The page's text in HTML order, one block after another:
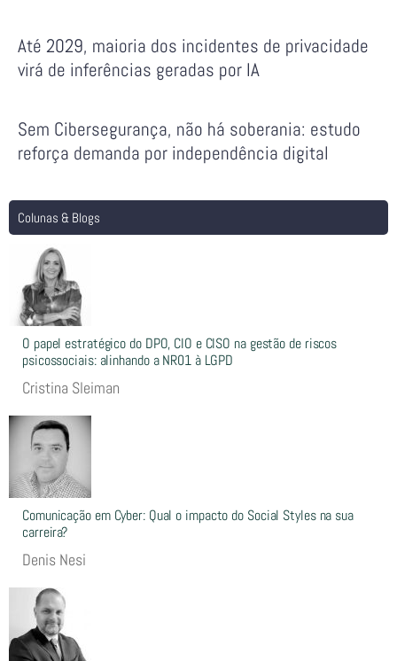
Até 2029, maioria dos incidentes de privacidade
virá de inferências geradas por IA
Sem Cibersegurança, não há soberania: estudo
reforça demanda por independência digital
Colunas & Blogs
O papel estratégico do DPO, CIO e CISO na gestão de riscos
psicossociais: alinhando a NR01 à LGPD
Cristina Sleiman
Comunicação em Cyber: Qual o impacto do Social Styles na sua
carreira?
Denis Nesi